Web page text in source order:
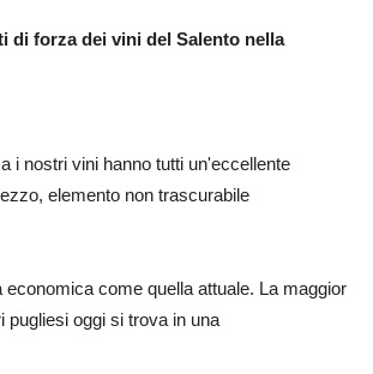
di forza dei vini del Salento nella
i nostri vini hanno tutti un'eccellente
elemento non trascurabile
economica come quella attuale. La maggior
pugliesi oggi si trova in una